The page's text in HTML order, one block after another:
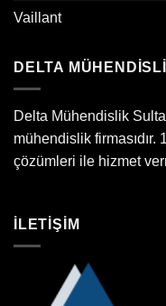
Vaillant
DELTA
Delta Mühendislik
mühendislik firmasıdır.
çözümleri ile hizmet
İLETİŞİM